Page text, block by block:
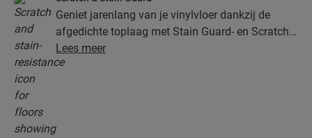
Geniet jarenlang van je vinylvloer dankzij de
afgedichte toplaag met Stain Guard- en Scratch
Guard-technologie. Deze laag biedt superieure
bescherming tegen krassen, vlekken, vuil en
Lees meer